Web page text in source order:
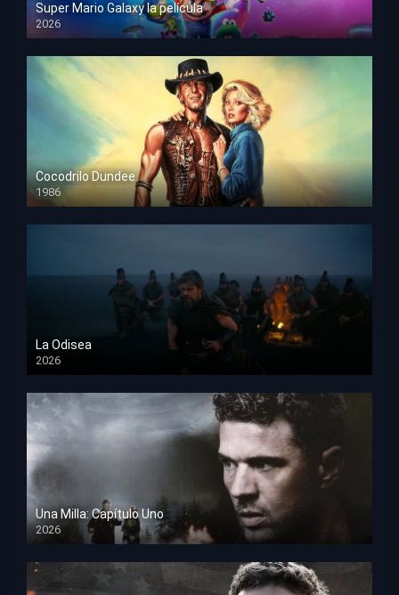
Super Mario Galaxy la película
2026
HD 1080p
Cocodrilo Dundee
1986
HD 1080p
La Odisea
2026
TS Screener
Una Milla: Capítulo Uno
2026
HD 1080p